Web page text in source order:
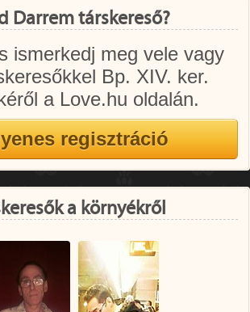
Darrem társkereső?
ismerkedj meg vele vagy
Bp. XIV. ker.
a Love.hu oldalán.
a környékről